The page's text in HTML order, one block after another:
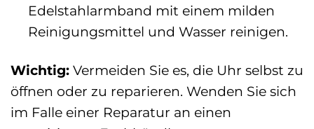
Edelstahlarmband mit einem milden
Reinigungsmittel und Wasser reinigen.
Wichtig: Vermeiden Sie es, die Uhr selbst zu
öffnen oder zu reparieren. Wenden Sie sich
im Falle einer Reparatur an einen